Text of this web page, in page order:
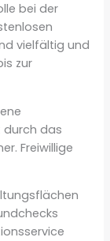
bei der
vielfältig und
zur
durch das
Freiwillige